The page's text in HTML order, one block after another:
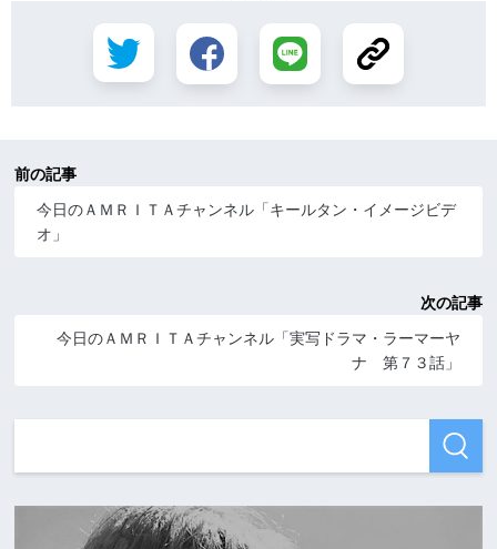
前の記事
今日のＡＭＲＩＴＡチャンネル「キールタン・イメージビデ
オ」
次の記事
今日のＡＭＲＩＴＡチャンネル「実写ドラマ・ラーマーヤ
ナ 第７３話」